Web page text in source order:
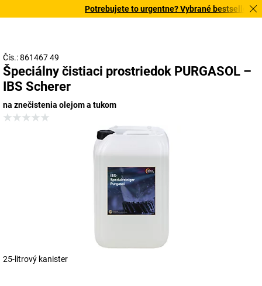
Potrebujete to urgentne? Vybrané bestsellery
Čís.: 861467 49
Špeciálny čistiaci prostriedok PURGASOL –
IBS Scherer
na znečistenia olejom a tukom
25-litrový kanister